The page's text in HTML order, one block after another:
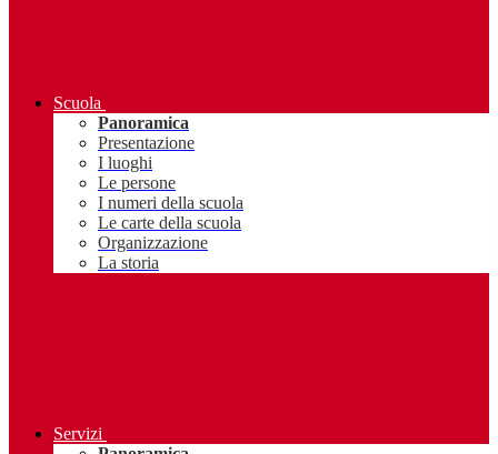
Scuola
Panoramica
Presentazione
I luoghi
Le persone
I numeri della scuola
Le carte della scuola
Organizzazione
La storia
Servizi